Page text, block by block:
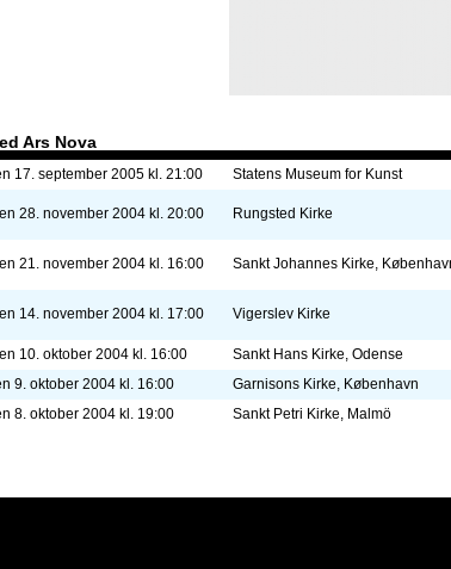
Ars Nova
17. september 2005 kl. 21:00
Statens Museum for Kunst
28. november 2004 kl. 20:00 Rungsted Kirke
21. november 2004 kl. 16:00 Sankt Johannes Kirke,
14. november 2004 kl. 17:00 Vigerslev Kirke
10. oktober 2004 kl. 16:00
Sankt Hans Kirke, Odense
9. oktober 2004 kl. 16:00
Garnisons Kirke, København
8. oktober 2004 kl. 19:00 Sankt Petri Kirke, Malmö